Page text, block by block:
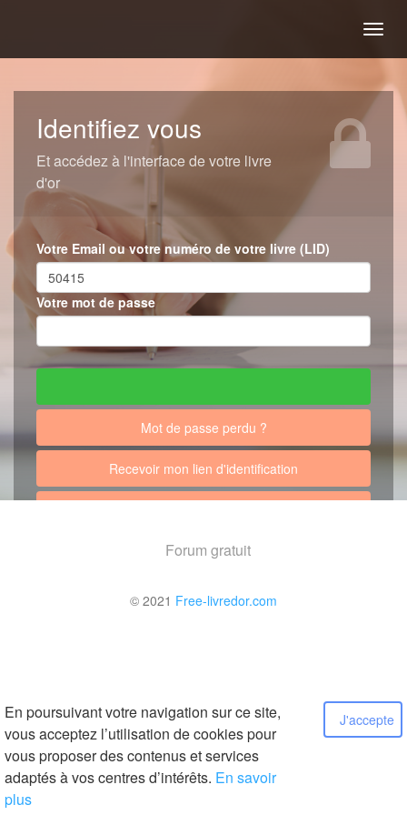
En poursuivant votre navigation sur ce site,
vous acceptez l’utilisation de cookies pour
vous proposer des contenus et services
adaptés à vos centres d’intérêts. En savoir
plus
J'accepte
Identifiez vous
Et accédez à l'interface de votre livre
d'or
Votre Email ou votre numéro de votre livre (LID)
Votre mot de passe
Mot de passe perdu ?
Recevoir mon lien d'identification
Forum gratuit
© 2021 Free-livredor.com